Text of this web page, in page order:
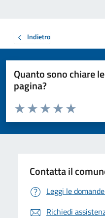
Indietro
Quanto sono chiare
pagina?
Valuta da 1 a 5 stelle la pagina
Valuta 5
Valuta 4 stelle
Valuta 3 stelle su 5
Valuta 2 stelle su 5
Valuta 1 stelle su 5
Contatta il
Leggi le
Richiedi